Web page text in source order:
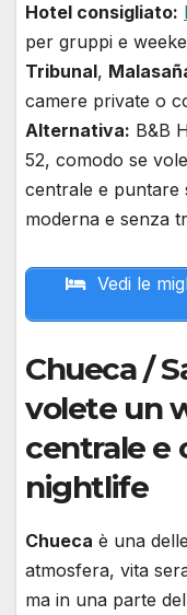
Hotel consigliato:
per gruppi e
Tribunal,
camere private o
Alternativa: B&B
52, comodo se
centrale e puntare
moderna e senza
Vedi le
Chueca /
volete un
centrale e
nightlife
Chueca è una
atmosfera, vita
ma in una parte